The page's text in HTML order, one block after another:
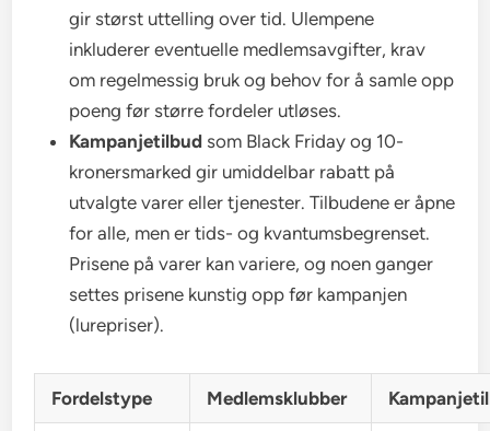
gir størst uttelling over tid. Ulempene
inkluderer eventuelle medlemsavgifter, krav
om regelmessig bruk og behov for å samle opp
poeng før større fordeler utløses.
Kampanjetilbud som Black Friday og 10-
kronersmarked gir umiddelbar rabatt på
utvalgte varer eller tjenester. Tilbudene er åpne
for alle, men er tids- og kvantumsbegrenset.
Prisene på varer kan variere, og noen ganger
settes prisene kunstig opp før kampanjen
(lurepriser).
Fordelstype Medlemsklubber